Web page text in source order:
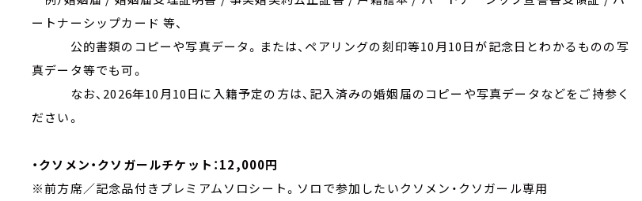
ートナーシップカード 等、
公的書類のコピーや写真データ。または、ペアリングの刻印等10月10日が記念日とわかるものの写
真データ等でも可。
なお、2026年10月10日に入籍予定の方は、記入済みの婚姻届のコピーや写真データなどをご持参く
ださい。
・クソメン・クソガールチケット：12,000円
※前方席／記念品付きプレミアムソロシート。 ソロで参加したいクソメン・クソガール専用